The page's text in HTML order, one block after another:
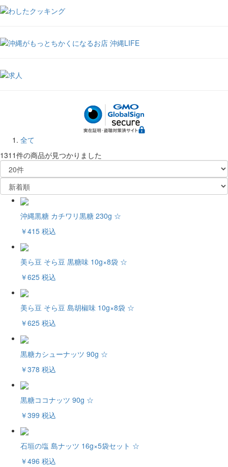
全て
1311件の商品が見つかりました
沖縄黒糖 カチワリ黒糖 230g ☆
￥415 税込
美ら豆 そら豆 黒糖味 10g×8袋 ☆
￥625 税込
美ら豆 そら豆 島胡椒味 10g×8袋 ☆
￥625 税込
黒糖カシューナッツ 90g ☆
￥378 税込
黒糖ココナッツ 90g ☆
￥399 税込
石垣の塩 島ナッツ 16g×5袋セット ☆
￥496 税込